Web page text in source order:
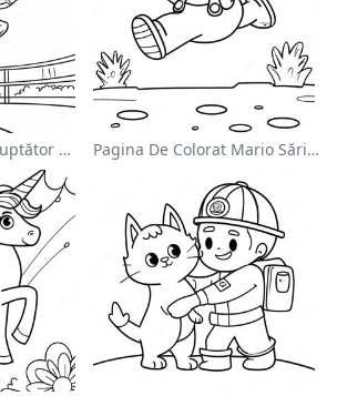
Pagina De Colorat Luptător Wwe Sărind Pe Inamic Pagina De Colorat Mario Sărind Peste Goombas